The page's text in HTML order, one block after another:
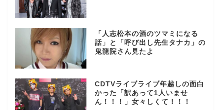
「人志松本の酒のツマミになる
話」と「呼び出し先生タナカ」の
鬼龍院さん見たよ
CDTVライブライブ年越しの面白
かった「訳あって1人いませ
ん！！！」女々しくて！！！